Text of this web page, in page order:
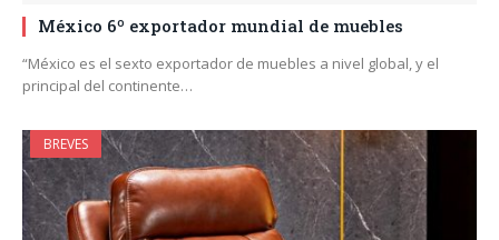
México 6º exportador mundial de muebles
“México es el sexto exportador de muebles a nivel global, y el
principal del continente…
BREVES